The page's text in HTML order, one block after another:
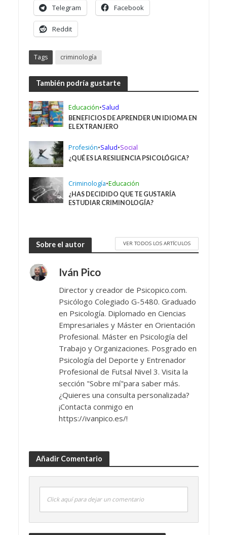
Telegram Facebook
Reddit
Tags criminología
También podría gustarte
Educación•Salud
BENEFICIOS DE APRENDER UN IDIOMA EN
EL EXTRANJERO
Profesión•Salud•Social
¿QUÉ ES LA RESILIENCIA PSICOLÓGICA?
Criminología•Educación
¿HAS DECIDIDO QUE TE GUSTARÍA
ESTUDIAR CRIMINOLOGÍA?
Sobre el autor VER TODOS LOS ARTÍCULOS
Iván Pico
Director y creador de Psicopico.com.
Psicólogo Colegiado G-5480. Graduado
en Psicología. Diplomado en Ciencias
Empresariales y Máster en Orientación
Profesional. Máster en Psicología del
Trabajo y Organizaciones. Posgrado en
Psicología del Deporte y Entrenador
Profesional de Futsal Nivel 3. Visita la
sección "Sobre mí"para saber más.
¿Quieres una consulta personalizada?
¡Contacta conmigo en
https://ivanpico.es/!
Añadir Comentario
Click aquí para dejar un comentario